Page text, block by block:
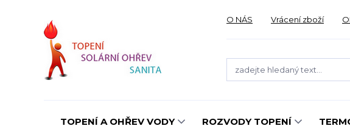
O NÁS Vrácení zboží
TOPENÍ A OHŘEV VODY ROZVODY TOPENÍ